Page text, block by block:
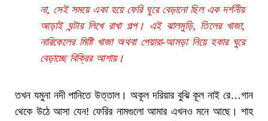
না, সেই সময়ে একা হয়ে ফেরি ঘুরে বেড়ানো ছিল এক দর্শনীয়
আড়াই ঘন্টার লিখে রাখা গল্প। এই ঝালমুড়ি, তিলের খাজা,
নারিকেলের মিষ্টি খাজা অথবা পেয়ারা-আমড়া নিয়ে হকার ঘুরে
বেড়াচ্ছে বিক্রির আশায়।
তখন যমুনা নদী পানিতে উত্তাল। অকূল দরিয়ার বুঝি কূল নাই রে…গান
থেকে উঠে আসা যেন! ফেরির নামগুলো আমার এখনও মনে আছে। শাহ